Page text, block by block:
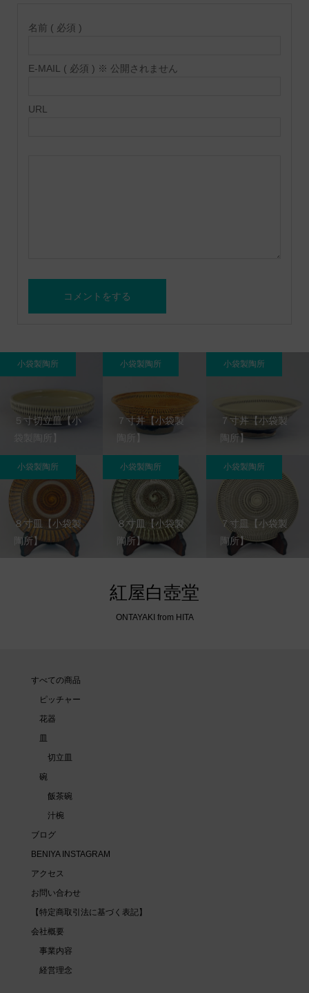
名前 ( 必須 )
E-MAIL ( 必須 ) ※ 公開されません
URL
５寸切立皿【小
袋製陶所】
小袋製陶所
７寸丼【小袋製
陶所】
小袋製陶所
７寸丼【小袋製
陶所】
小袋製陶所
８寸皿【小袋製
陶所】
小袋製陶所
８寸皿【小袋製
陶所】
小袋製陶所
７寸皿【小袋製
陶所】
小袋製陶所
紅屋白壺堂
ONTAYAKI from HITA
すべての商品
ピッチャー
花器
皿
切立皿
碗
飯茶碗
汁椀
ブログ
BENIYA INSTAGRAM
アクセス
お問い合わせ
【特定商取引法に基づく表記】
会社概要
事業内容
経営理念